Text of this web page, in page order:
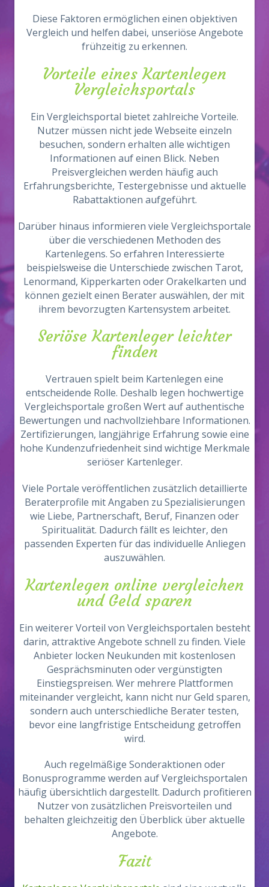
Diese Faktoren ermöglichen einen objektiven
Vergleich und helfen dabei, unseriöse Angebote
frühzeitig zu erkennen.
Vorteile eines Kartenlegen
Vergleichsportals
Ein Vergleichsportal bietet zahlreiche Vorteile.
Nutzer müssen nicht jede Webseite einzeln
besuchen, sondern erhalten alle wichtigen
Informationen auf einen Blick. Neben
Preisvergleichen werden häufig auch
Erfahrungsberichte, Testergebnisse und aktuelle
Rabattaktionen aufgeführt.
Darüber hinaus informieren viele Vergleichsportale
über die verschiedenen Methoden des
Kartenlegens. So erfahren Interessierte
beispielsweise die Unterschiede zwischen Tarot,
Lenormand, Kipperkarten oder Orakelkarten und
können gezielt einen Berater auswählen, der mit
ihrem bevorzugten Kartensystem arbeitet.
Seriöse Kartenleger leichter
finden
Vertrauen spielt beim Kartenlegen eine
entscheidende Rolle. Deshalb legen hochwertige
Vergleichsportale großen Wert auf authentische
Bewertungen und nachvollziehbare Informationen.
Zertifizierungen, langjährige Erfahrung sowie eine
hohe Kundenzufriedenheit sind wichtige Merkmale
seriöser Kartenleger.
Viele Portale veröffentlichen zusätzlich detaillierte
Beraterprofile mit Angaben zu Spezialisierungen
wie Liebe, Partnerschaft, Beruf, Finanzen oder
Spiritualität. Dadurch fällt es leichter, den
passenden Experten für das individuelle Anliegen
auszuwählen.
Kartenlegen online vergleichen
und Geld sparen
Ein weiterer Vorteil von Vergleichsportalen besteht
darin, attraktive Angebote schnell zu finden. Viele
Anbieter locken Neukunden mit kostenlosen
Gesprächsminuten oder vergünstigten
Einstiegspreisen. Wer mehrere Plattformen
miteinander vergleicht, kann nicht nur Geld sparen,
sondern auch unterschiedliche Berater testen,
bevor eine langfristige Entscheidung getroffen
wird.
Auch regelmäßige Sonderaktionen oder
Bonusprogramme werden auf Vergleichsportalen
häufig übersichtlich dargestellt. Dadurch profitieren
Nutzer von zusätzlichen Preisvorteilen und
behalten gleichzeitig den Überblick über aktuelle
Angebote.
Fazit